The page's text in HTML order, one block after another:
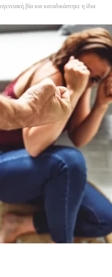
βία και καταδικάστηκε η ίδια